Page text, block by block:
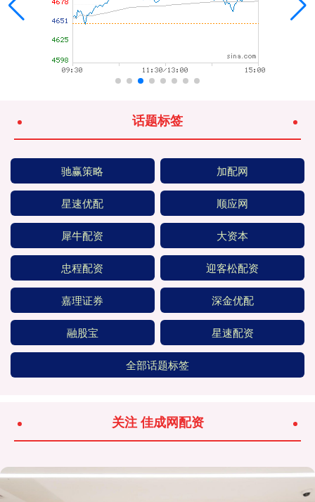
话题标签
驰赢策略 加配网
星速优配 顺应网
犀牛配资 大资本
忠程配资 迎客松配资
嘉理证券 深金优配
融股宝 星速配资
全部话题标签
关注 佳成网配资